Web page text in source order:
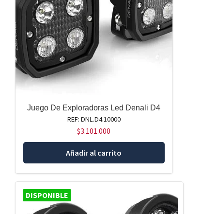
Juego De Exploradoras Led Denali D4
REF: DNL.D4.10000
$3.101.000
Añadir al carrito
DISPONIBLE